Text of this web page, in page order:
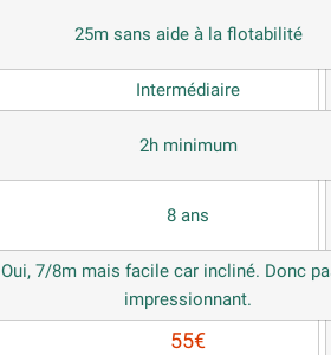
25m sans aide à la flotabilité
Intermédiaire
2h minimum
8 ans
Oui, 7/8m mais facile car incliné. Donc
impressionnant.
55€